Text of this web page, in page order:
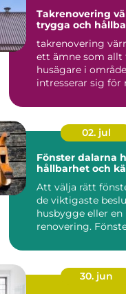
Takrenovering
trygga och
takrenovering
ett ämne som allt
husägare i
intresserar sig för
02. jul
Fönster dalarna hantverk,
hållbarhet och
Att välja rätt
de viktigaste
husbygge eller en
renovering.
30. jun